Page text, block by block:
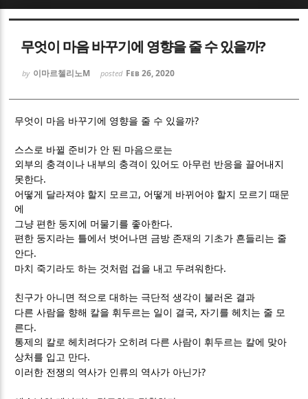
무엇이 마음 바꾸기에 영향을 줄 수 있을까?
by 이마르첼리노M posted Feb 26, 2020
무엇이 마음 바꾸기에 영향을 줄 수 있을까?
스스로 바뀔 준비가 안 된 마음으로는
외부의 충격이나 내부의 충격이 있어도 아무런 반응을 끌어내지
못한다.
어떻게 달라져야 할지 모르고 , 어떻게 바뀌어야 할지 모르기 때문
에
그냥 편한 둥지에 머물기를 좋아한다.
편한 둥지라는 틀에서 벗어나면 금방 존재의 기초가 흔들리는 줄
안다.
마치 죽기라도 하는 것처럼 겁을 내고 두려워한다.
친구가 아니면 적으로 대하는 극단적 생각이 불러온 결과
다른 사람을 향해 칼을 휘두르는 일이 결국, 자기를 헤치는 줄 모
른다.
통제의 칼로 헤치려다가 오히려 다른 사람이 휘두르는 칼에 맞아
상처를 입고 만다.
이러한 전쟁의 역사가 인류의 역사가 아닌가?
Sketchbook5, 스케치북5
Sketchbook5, 스케치북5
Sketchbook5, 스케치북5
Sketchbook5, 스케치북5